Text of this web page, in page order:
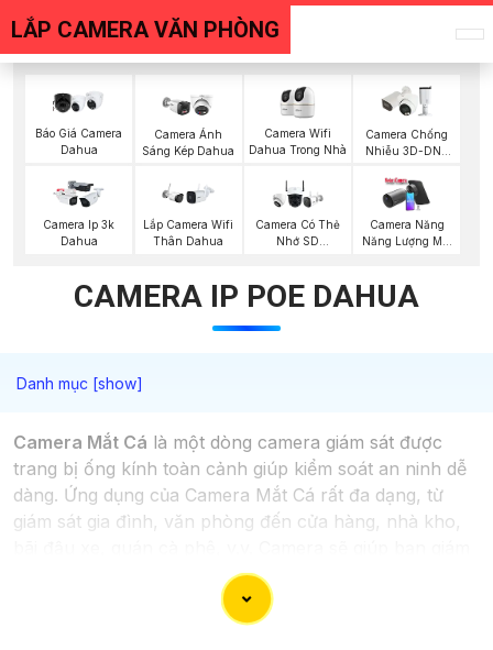
LẮP CAMERA VĂN PHÒNG
Báo Giá Camera
Dahua
Camera Ánh
Sáng Kép Dahua
Camera Wifi
Dahua Trong Nhà
Camera Chống
Nhiễu 3D-DNR
Camera Ip 3k
Dahua
Lắp Camera Wifi
Thân Dahua
Camera Có Thẻ
Nhớ SD
Camera Năng
Năng Lượng Mặt
CAMERA IP POE DAHUA
Camera Mắt Cá là một dòng camera giám sát được
trang bị ống kính toàn cảnh giúp kiểm soát an ninh dễ
dàng. Ứng dụng của Camera Mắt Cá rất đa dạng, từ
giám sát gia đình, văn phòng đến cửa hàng, nhà kho,
sát và bảo vệ tài sản một cách hiệu quả và tiện lợi.